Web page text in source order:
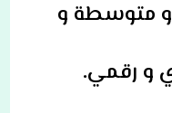
و متوسطة و
و رقمي.